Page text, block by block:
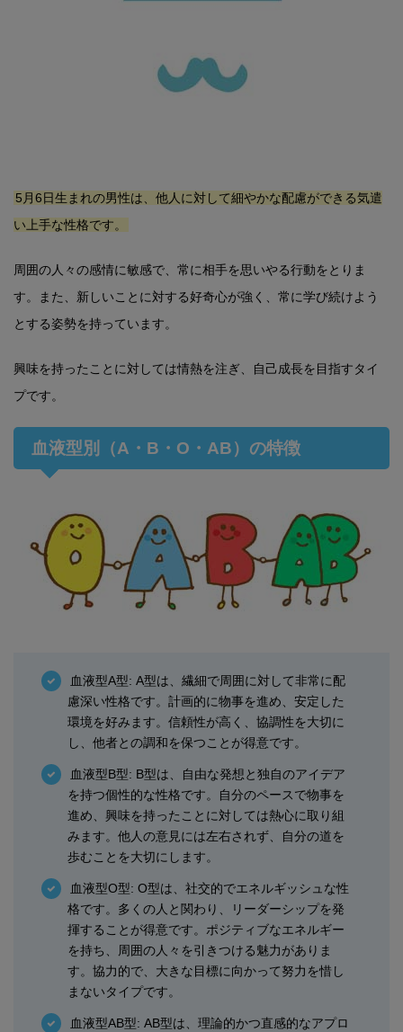
5月6日生まれの男性は、他人に対して細やかな配慮ができる気遣
い上手な性格です。
周囲の人々の感情に敏感で、常に相手を思いやる行動をとりま
す。また、新しいことに対する好奇心が強く、常に学び続けよう
とする姿勢を持っています。
興味を持ったことに対しては情熱を注ぎ、自己成長を目指すタイ
プです。
血液型別（A・B・O・AB）の特徴
血液型A型: A型は、繊細で周囲に対して非常に配
慮深い性格です。計画的に物事を進め、安定した
環境を好みます。信頼性が高く、協調性を大切に
し、他者との調和を保つことが得意です。
血液型B型: B型は、自由な発想と独自のアイデア
を持つ個性的な性格です。自分のペースで物事を
進め、興味を持ったことに対しては熱心に取り組
みます。他人の意見には左右されず、自分の道を
歩むことを大切にします。
血液型O型: O型は、社交的でエネルギッシュな性
格です。多くの人と関わり、リーダーシップを発
揮することが得意です。ポジティブなエネルギー
を持ち、周囲の人々を引きつける魅力がありま
す。協力的で、大きな目標に向かって努力を惜し
まないタイプです。
血液型AB型: AB型は、理論的かつ直感的なアプロ